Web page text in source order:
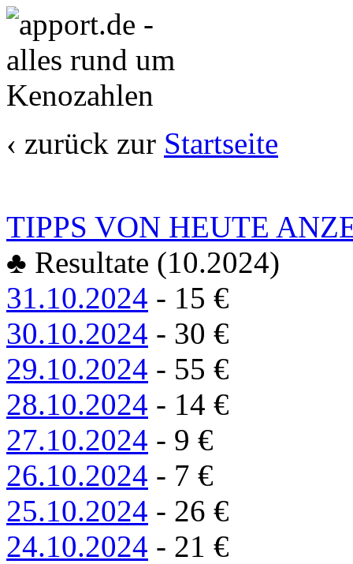
‹ zurück zur Startseite
TIPPS VON HEUTE
♣ Resultate (10.2024)
31.10.2024 - 15 €
30.10.2024 - 30 €
29.10.2024 - 55 €
28.10.2024 - 14 €
27.10.2024 - 9 €
26.10.2024 - 7 €
25.10.2024 - 26 €
24.10.2024 - 21 €